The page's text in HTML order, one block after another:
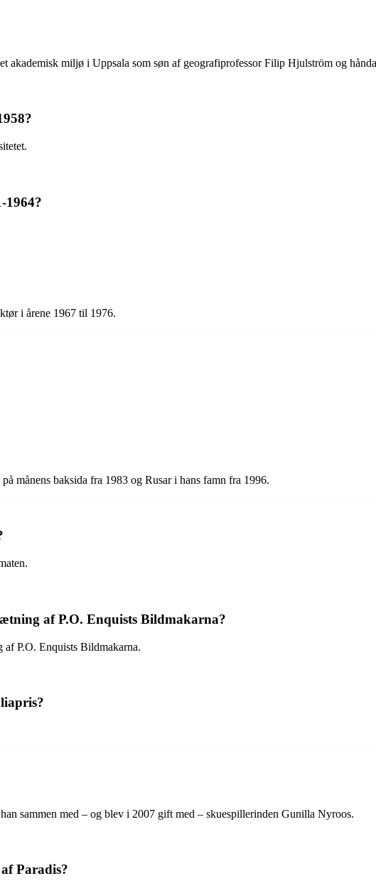
miljø i Uppsala som søn af geografiprofessor Filip Hjulström og
1964?
i årene 1967 til 1976.
månens baksida fra 1983 og Rusar i hans famn fra 1996.
af P.O. Enquists Bildmakarna?
P.O. Enquists Bildmakarna.
sammen med – og blev i 2007 gift med – skuespillerinden Gunilla Nyroos.
Paradis?